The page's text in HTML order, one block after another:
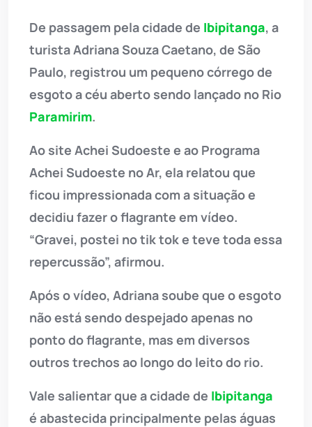
De passagem pela cidade de Ibipitanga, a
turista Adriana Souza Caetano, de São
Paulo, registrou um pequeno córrego de
esgoto a céu aberto sendo lançado no Rio
Paramirim.
Ao site Achei Sudoeste e ao Programa
Achei Sudoeste no Ar, ela relatou que
ficou impressionada com a situação e
decidiu fazer o flagrante em vídeo.
“Gravei, postei no tik tok e teve toda essa
repercussão”, afirmou.
Após o vídeo, Adriana soube que o esgoto
não está sendo despejado apenas no
ponto do flagrante, mas em diversos
outros trechos ao longo do leito do rio.
Vale salientar que a cidade de Ibipitanga
é abastecida principalmente pelas águas